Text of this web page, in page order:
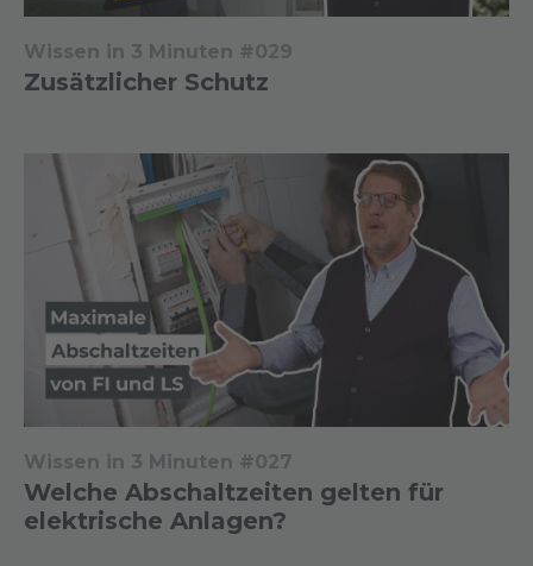
Wissen in 3 Minuten #029
Zusätzlicher Schutz
Wissen in 3 Minuten #027
Welche Abschaltzeiten gelten für
elektrische Anlagen?